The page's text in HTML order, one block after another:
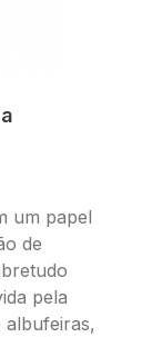
um papel
de
pela
albufeiras,